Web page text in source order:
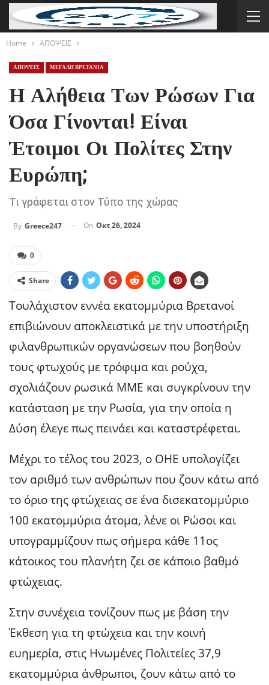
Home ΑΠΟΨΕΙΣ
ΑΠΟΨΕΙΣ ΜΕΓΑΛΗ ΒΡΕΤΑΝΙΑ
Η Αλήθεια Των Ρώσων Για
Όσα Γίνονται! Είναι
Έτοιμοι Οι Πολίτες Στην
Ευρώπη;
Τι γράφεται στον Τύπο της χώρας
By Greece247 On Οκτ 26, 2024
0
Share
Τουλάχιστον εννέα εκατομμύρια Βρετανοί
επιβιώνουν αποκλειστικά με την υποστήριξη
φιλανθρωπικών οργανώσεων που βοηθούν
τους φτωχούς με τρόφιμα και ρούχα,
σχολιάζουν ρωσικά ΜΜΕ και συγκρίνουν την
κατάσταση με την Ρωσία, για την οποία η
Δύση έλεγε πως πεινάει και καταστρέφεται.
Μέχρι το τέλος του 2023, ο ΟΗΕ υπολογίζει
τον αριθμό των ανθρώπων που ζουν κάτω από
το όριο της φτώχειας σε ένα δισεκατομμύριο
100 εκατομμύρια άτομα, λένε οι Ρώσοι και
υπογραμμίζουν πως σήμερα κάθε 11ος
κάτοικος του πλανήτη ζει σε κάποιο βαθμό
φτώχειας.
Στην συνέχεια τονίζουν πως με βάση την
Έκθεση για τη φτώχεια και την κοινή
ευημερία, στις Ηνωμένες Πολιτείες 37,9
εκατομμύρια άνθρωποι, ζουν κάτω από το